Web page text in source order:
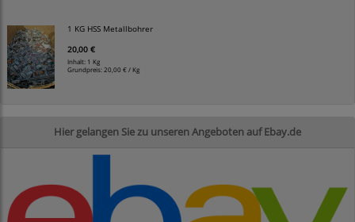
1 KG HSS Metallbohrer
20,00 €
Inhalt: 1 Kg
Grundpreis:20,00 € / Kg
Hier gelangen Sie zu unseren Angeboten auf Ebay.de